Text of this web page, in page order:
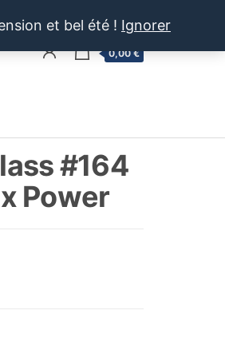
et bel été ! Ignorer
0,00 €
#164
Power